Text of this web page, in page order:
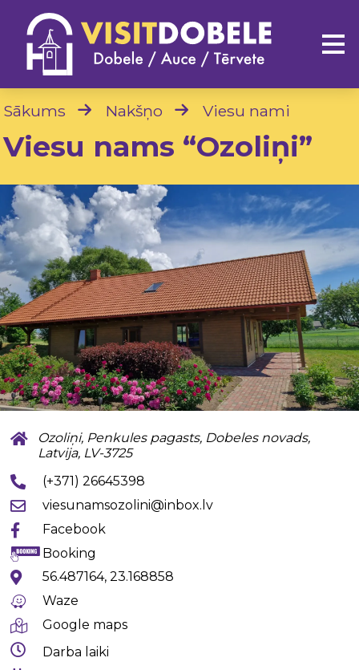
Sākums Nakšņo Viesu nami
Viesu nams “Ozoliņi”
Ozoliņi, Penkules pagasts, Dobeles novads,
Latvija, LV-3725
(+371) 26645398
viesunamsozolini@inbox.lv
Facebook
Booking
56.487164, 23.168858
Waze
Google maps
Darba laiki